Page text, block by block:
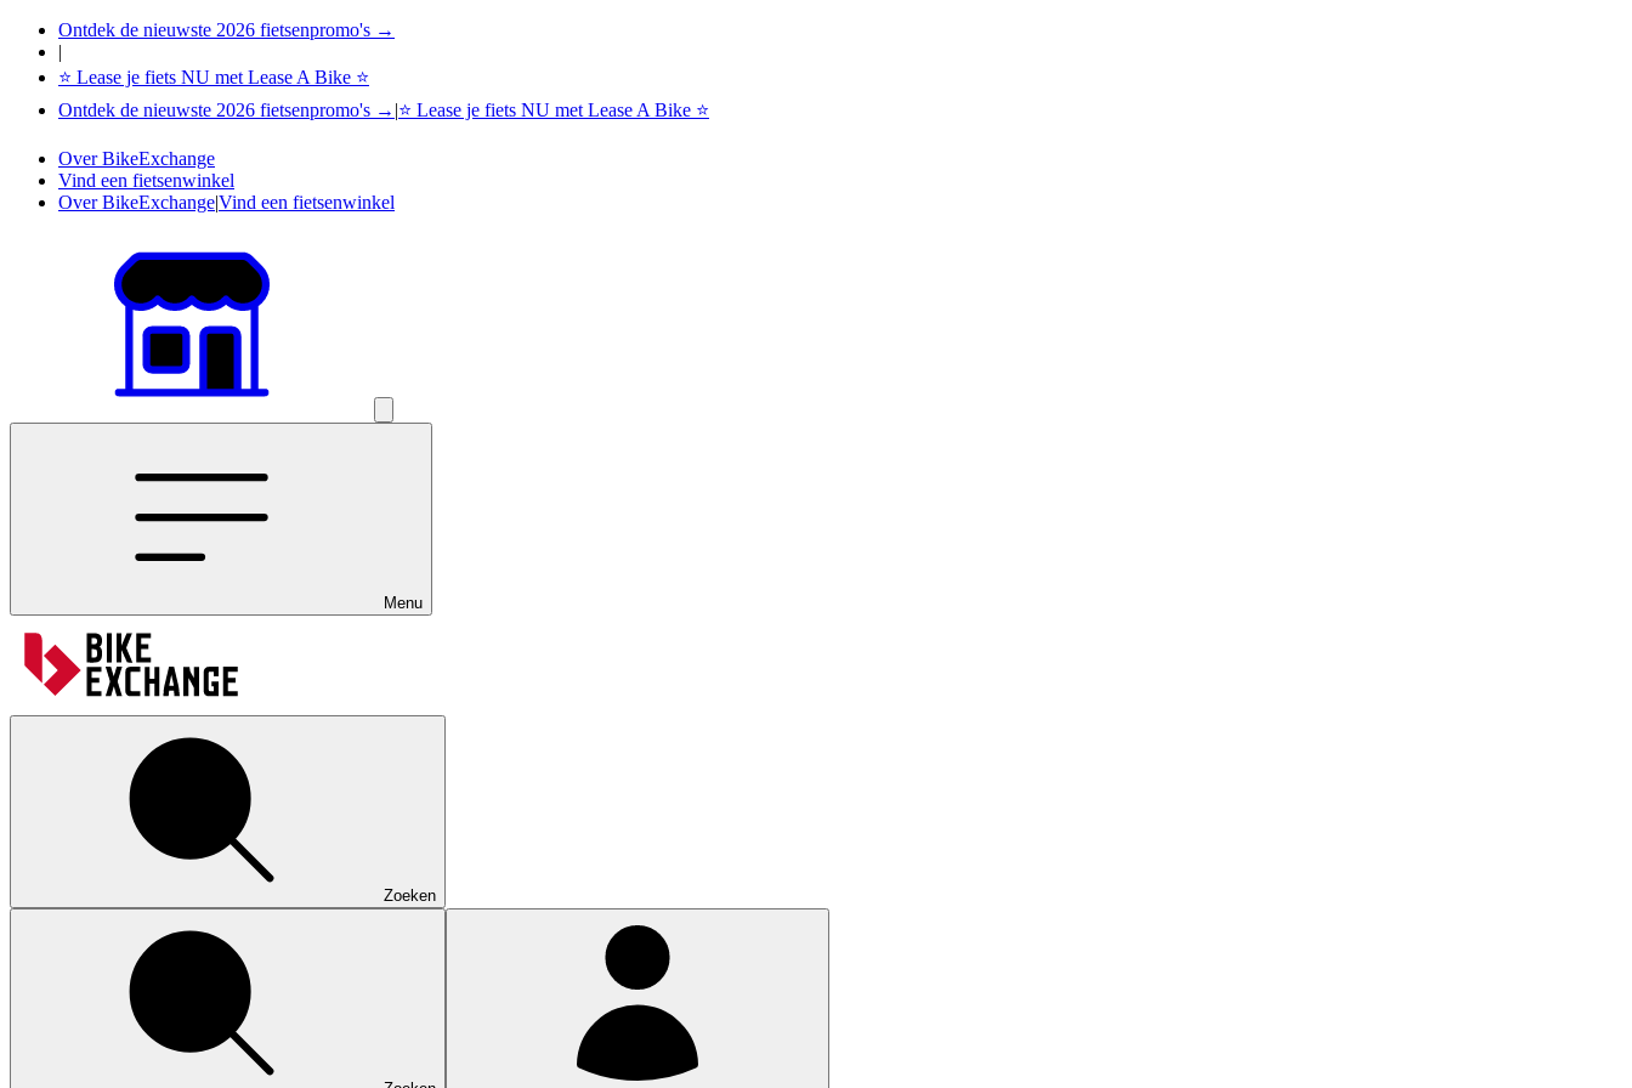
Ontdek de nieuwste 2026 fietsenpromo's →
|
⭐ Lease je fiets NU met Lease A Bike ⭐
Ontdek de nieuwste 2026 fietsenpromo's → |⭐ Lease je fiets NU met Lease A Bike ⭐
Over BikeExchange
Vind een fietsenwinkel
Over BikeExchange|Vind een fietsenwinkel
Menu
Zoeken